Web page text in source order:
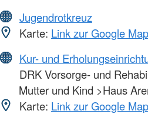
Jugendrotkreuz
Karte: Link zur Google
Kur- und
DRK Vorsorge- und
Mutter und Kind >Haus
Karte: Link zur Google